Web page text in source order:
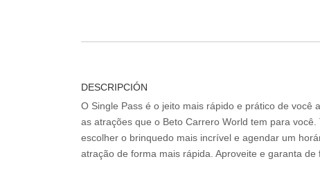
DESCRIPCIÓN
O Single Pass é o jeito mais rápido e prático de você
as atrações que o Beto Carrero World tem para você.
escolher o brinquedo mais incrível e agendar um
atração de forma mais rápida. Aproveite e garanta de